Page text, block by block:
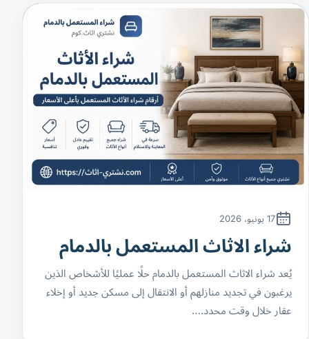
17 يونيو، 2026
شراء الاثاث المستعمل بالدمام
يُعد شراء الاثاث المستعمل بالدمام حلًا عمليًا للأشخاص الذين
يرغبون في تجديد منازلهم أو الانتقال إلى مسكن جديد أو إخلاء
عقار خلال وقت محدد.…